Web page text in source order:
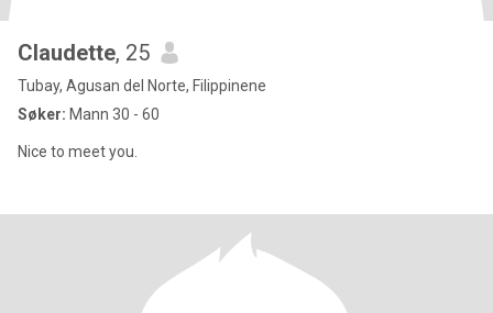
Claudette, 25
Tubay, Agusan del Norte, Filippinene
Søker: Mann 30 - 60
Nice to meet you.